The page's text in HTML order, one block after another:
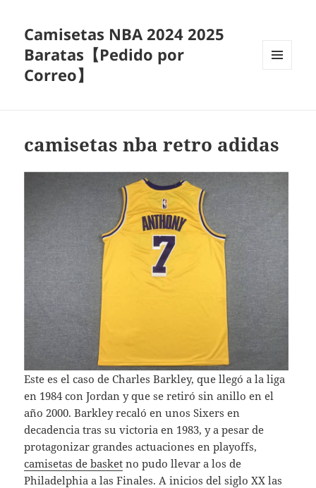
Camisetas NBA 2024 2025
Baratas【Pedido por
Correo】
camisetas nba retro adidas
Este es el caso de Charles Barkley, que llegó a la liga
en 1984 con Jordan y que se retiró sin anillo en el
año 2000. Barkley recaló en unos Sixers en
decadencia tras su victoria en 1983, y a pesar de
protagonizar grandes actuaciones en playoffs,
camisetas de basket no pudo llevar a los de
Philadelphia a las Finales. A inicios del siglo XX las